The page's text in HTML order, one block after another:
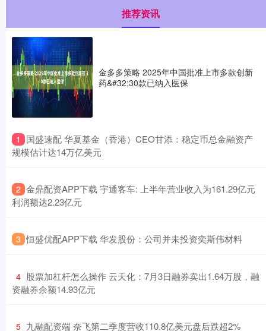
推荐资讯
金多多策略 2025年中国批准上市多款创新
药&#32;30款已纳入医保
1
​国盛速配 华夏基金（香港）CEO甘添：稳定币总金融资产
规模估计达14万亿美元
2 ​金鼎配资APP下载 宇通客车: 上半年营业收入为161.29亿元
利润额达2.23亿元
3 ​恒盛优配APP下载 华发股份：公司并未投资奕斯伟材料
4 ​股票加杠杆怎么操作 云天化：7月3日融券卖出1.64万股，融
资融券余额14.93亿元
5 ​九融配资端 奈飞第二季度营收110.8亿美元盘后跌超2%